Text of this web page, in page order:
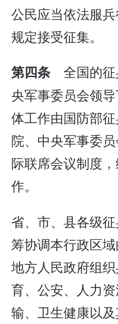
公民应当依法服
规定接受征集。
第四条 全国的征
央军事委员会领
体工作由国防部
院、中央军事委
际联席会议制度
作。
省、市、县各级
筹协调本行政区
地方人民政府组
育、公安、人力
输、卫生健康以